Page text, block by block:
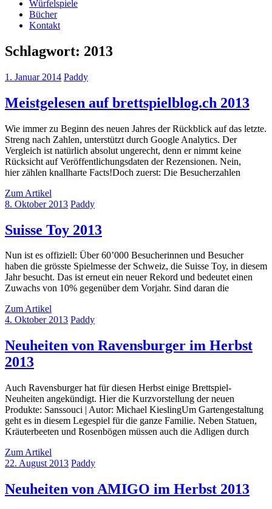
Würfelspiele
Bücher
Kontakt
Schlagwort: 2013
1. Januar 2014 Paddy
Meistgelesen auf brettspielblog.ch 2013
Wie immer zu Beginn des neuen Jahres der Rückblick auf das letzte.
Streng nach Zahlen, unterstützt durch Google Analytics. Der
Vergleich ist natürlich absolut ungerecht, denn er nimmt keine
Rücksicht auf Veröffentlichungsdaten der Rezensionen. Nein,
hier zählen knallharte Facts!Doch zuerst: Die Besucherzahlen
Zum Artikel
8. Oktober 2013 Paddy
Suisse Toy 2013
Nun ist es offiziell: Über 60’000 Besucherinnen und Besucher
haben die grösste Spielmesse der Schweiz, die Suisse Toy, in diesem
Jahr besucht. Das ist erneut ein neuer Rekord und bedeutet einen
Zuwachs von 10% gegenüber dem Vorjahr. Sind daran die
Zum Artikel
4. Oktober 2013 Paddy
Neuheiten von Ravensburger im Herbst
2013
Auch Ravensburger hat für diesen Herbst einige Brettspiel-
Neuheiten angekündigt. Hier die Kurzvorstellung der neuen
Produkte: Sanssouci | Autor: Michael KieslingUm Gartengestaltung
geht es in diesem Legespiel für die ganze Familie. Neben Statuen,
Kräuterbeeten und Rosenbögen müssen auch die Adligen durch
Zum Artikel
22. August 2013 Paddy
Neuheiten von AMIGO im Herbst 2013